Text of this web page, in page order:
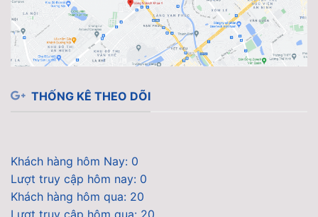
THỐNG KÊ THEO DÕI
Khách hàng hôm Nay: 0
Lượt truy cập hôm nay: 0
Khách hàng hôm qua: 20
Lượt truy cập hôm qua: 20